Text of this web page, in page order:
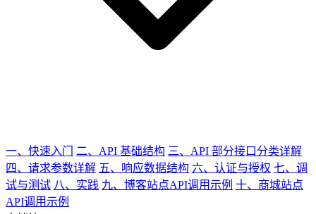
一、快速入门 二、API 基础结构 三、API 部分接口分类详解
四、请求参数详解 五、响应数据结构 六、认证与授权 七、调
试与测试 八、实践 九、博客站点API调用示例 十、商城站点
API调用示例